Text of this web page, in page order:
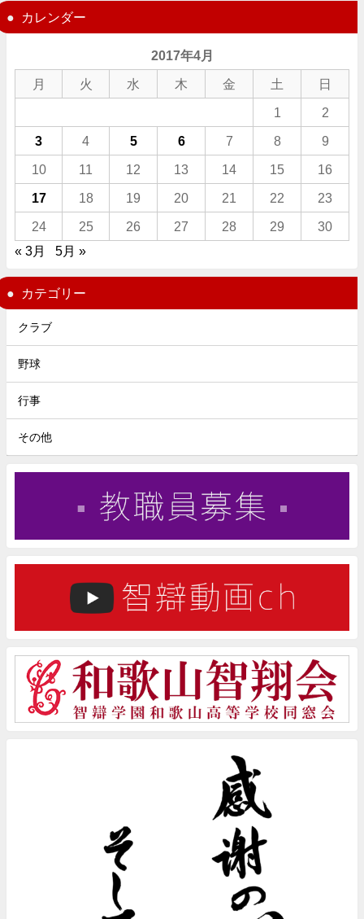
カレンダー
2017年4月
月 火 水 木 金 土 日
1 2
3 4 5 6 7 8 9
10 11 12 13 14 15 16
17 18 19 20 21 22 23
24 25 26 27 28 29
30
« 3月
5月 »
カテゴリー
クラブ
野球
行事
その他